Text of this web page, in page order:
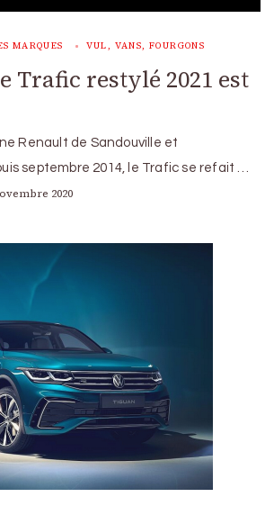
MARQUES VUL, VANS, FOURGONS
Trafic restylé 2021 est
Renault de Sandouville et
septembre 2014, le Trafic se refait …
2020